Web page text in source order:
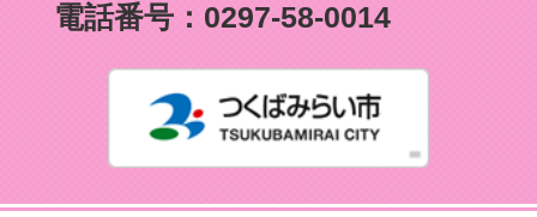
電話番号： 0297-58-0014